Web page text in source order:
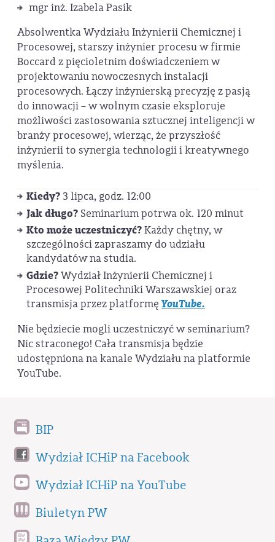
mgr inż. Izabela Pasik
Absolwentka Wydziału Inżynierii Chemicznej i
Procesowej, starszy inżynier procesu w firmie
Boccard z pięcioletnim doświadczeniem w
projektowaniu nowoczesnych instalacji
procesowych. Łączy inżynierską precyzję z pasją
do innowacji – w wolnym czasie eksploruje
możliwości zastosowania sztucznej inteligencji w
branży procesowej, wierząc, że przyszłość
inżynierii to synergia technologii i kreatywnego
myślenia.
Kiedy?3 lipca, godz. 12:00
Jak długo?Seminarium potrwa ok. 120 minut
Kto może uczestniczyć?Każdy chętny, w
szczególności zapraszamy do udziału
kandydatów na studia.
Gdzie?Wydział Inżynierii Chemicznej i
Procesowej Politechniki Warszawskiej oraz
transmisja przez platformę YouTube.
Nie będziecie mogli uczestniczyć w seminarium?
Nic straconego! Cała transmisja będzie
udostępniona na kanale Wydziału na platformie
YouTube.
BIP
Wydział ICHiP na Facebook
Wydział ICHiP na YouTube
Biuletyn PW